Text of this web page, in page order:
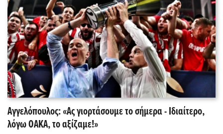
Αγγελόπουλος: «Ας γιορτάσουμε το σήμερα - Ιδιαίτερο,
λόγω ΟΑΚΑ, το αξίζαμε!»